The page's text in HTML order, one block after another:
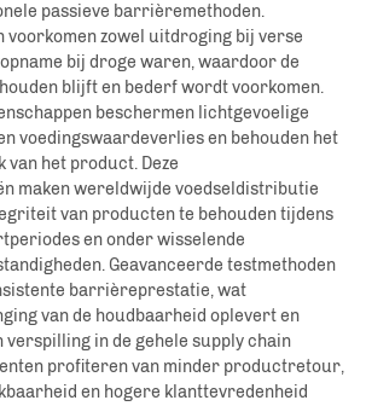
passieve barrièremethoden.
voorkomen zowel uitdroging bij verse
bij droge waren, waardoor de
blijft en bederf wordt voorkomen.
beschermen lichtgevoelige
voedingswaardeverlies en behouden het
van het product. Deze
maken wereldwijde voedseldistributie
van producten te behouden tijdens
en onder wisselende
Geavanceerde testmethoden
barrièreprestatie, wat
van de houdbaarheid oplevert en
verspilling in de gehele supply chain
profiteren van minder productretour,
en hogere klanttevredenheid